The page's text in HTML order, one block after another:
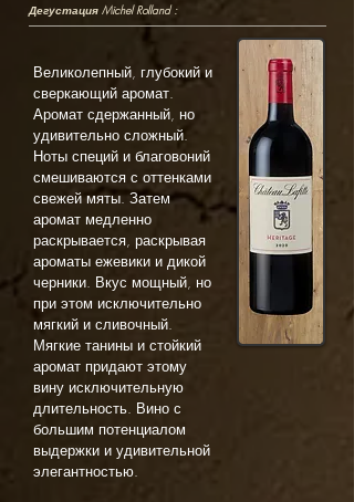
Дегустация Michel Rolland :
Великолепный, глубокий и
сверкающий аромат.
Аромат сдержанный, но
удивительно сложный.
Ноты специй и благовоний
смешиваются с оттенками
свежей мяты. Затем
аромат медленно
раскрывается, раскрывая
ароматы ежевики и дикой
черники. Вкус мощный, но
при этом исключительно
мягкий и сливочный.
Мягкие танины и стойкий
аромат придают этому
вину исключительную
длительность. Вино с
большим потенциалом
выдержки и удивительной
элегантностью.​